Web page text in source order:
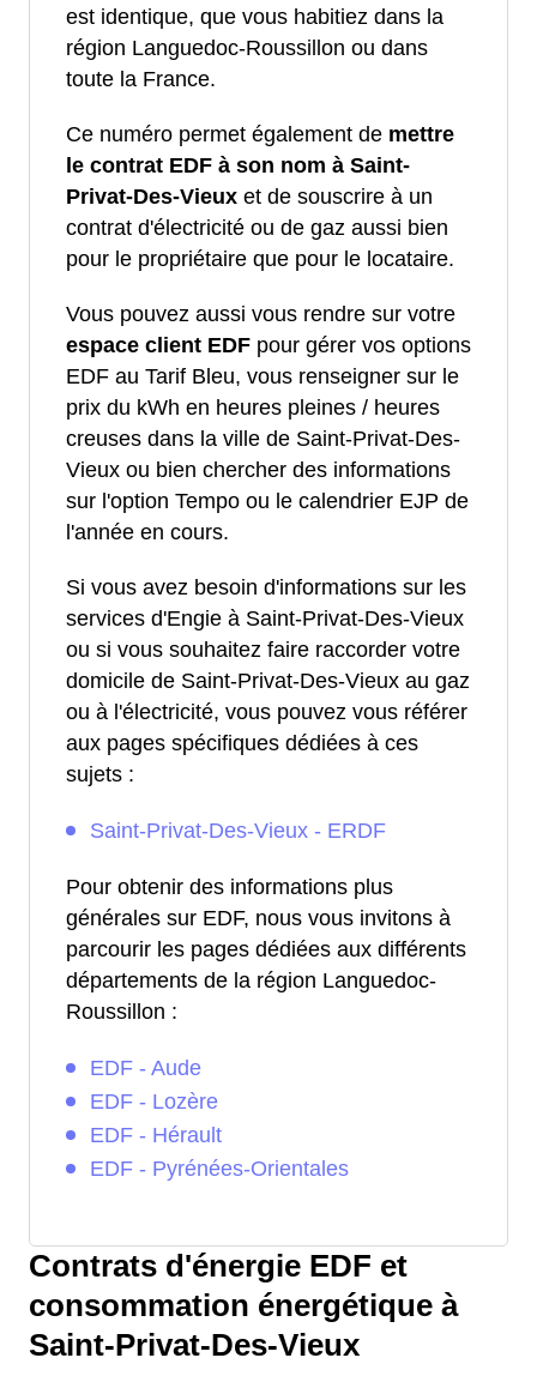
est identique, que vous habitiez dans la
région Languedoc-Roussillon ou dans
toute la France.
Ce numéro permet également de mettre
le contrat EDF à son nom à Saint-
Privat-Des-Vieux et de souscrire à un
contrat d'électricité ou de gaz aussi bien
pour le propriétaire que pour le locataire.
Vous pouvez aussi vous rendre sur votre
espace client EDF pour gérer vos options
EDF au Tarif Bleu, vous renseigner sur le
prix du kWh en heures pleines / heures
creuses dans la ville de Saint-Privat-Des-
Vieux ou bien chercher des informations
sur l'option Tempo ou le calendrier EJP de
l'année en cours.
Si vous avez besoin d'informations sur les
services d'Engie à Saint-Privat-Des-Vieux
ou si vous souhaitez faire raccorder votre
domicile de Saint-Privat-Des-Vieux au gaz
ou à l'électricité, vous pouvez vous référer
aux pages spécifiques dédiées à ces
sujets :
Saint-Privat-Des-Vieux - ERDF
Pour obtenir des informations plus
générales sur EDF, nous vous invitons à
parcourir les pages dédiées aux différents
départements de la région Languedoc-
Roussillon :
EDF - Aude
EDF - Lozère
EDF - Hérault
EDF - Pyrénées-Orientales
Contrats d'énergie EDF et
consommation énergétique à
Saint-Privat-Des-Vieux